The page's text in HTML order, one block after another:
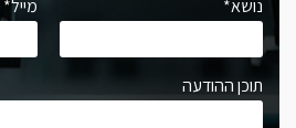
נושא* מייל*
תוכן ההודעה